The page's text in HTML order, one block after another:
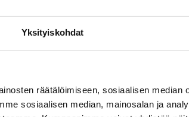
Yksityiskohdat
räätälöimiseen, sosiaalisen median
sosiaalisen median, mainosalan ja